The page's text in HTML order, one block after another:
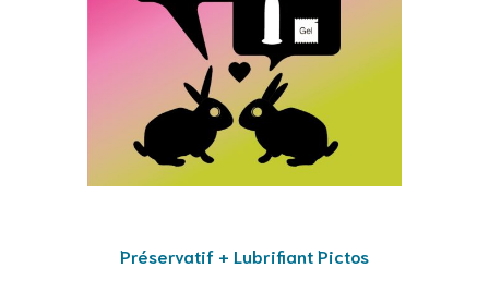
Préservatif + Lubrifiant Pictos